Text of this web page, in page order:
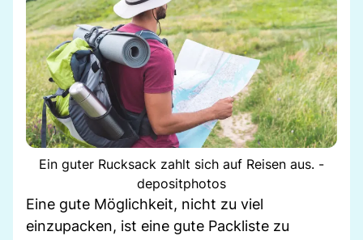
Ein guter Rucksack zahlt sich auf Reisen aus. -
depositphotos
Eine gute Möglichkeit, nicht zu viel
einzupacken, ist eine gute Packliste zu